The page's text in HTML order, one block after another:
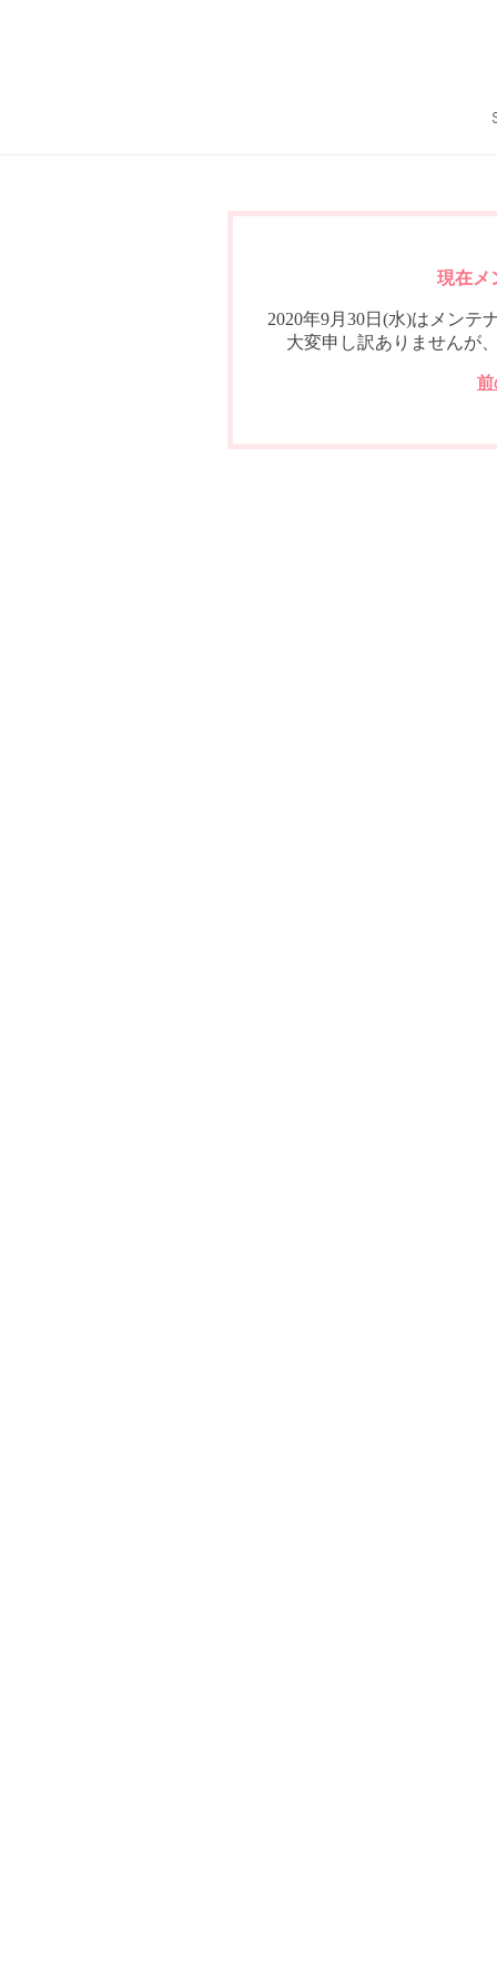
現在メ
2020年9月30日(水)はメンテ
大変申し訳ありませんが
前